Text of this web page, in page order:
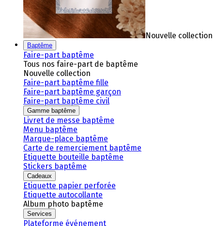
Nouvelle collection
Baptême
Faire-part baptême
Tous nos faire-part de baptême
Nouvelle collection
Faire-part baptême fille
Faire-part baptême garçon
Faire-part baptême civil
Gamme baptême
Livret de messe baptême
Menu baptême
Marque-place baptême
Carte de remerciement baptême
Etiquette bouteille baptême
Stickers baptême
Cadeaux
Etiquette papier perforée
Etiquette autocollante
Album photo baptême
Services
Plateforme événement